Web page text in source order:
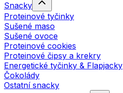
Snacky
Proteinové tyčinky
Sušené maso
Sušené ovoce
Proteinové cookies
Proteinové čipsy a krekry
Energetické tyčinky & Flapjacky
Čokolády
Ostatní snacky